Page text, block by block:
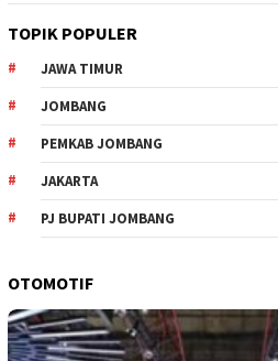
TOPIK POPULER
JAWA TIMUR
JOMBANG
PEMKAB JOMBANG
JAKARTA
PJ BUPATI JOMBANG
OTOMOTIF